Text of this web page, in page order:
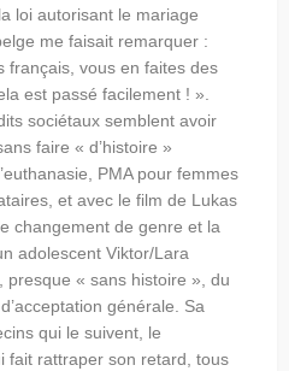
loi autorisant le mariage
me faisait remarquer :
français, vous en faites des
est passé facilement ! ».
sociétaux semblent avoir
faire « d’histoire »
PMA pour femmes
et avec le film de Lukas
changement de genre et la
adolescent Viktor/Lara
presque « sans histoire », du
générale. Sa
qui le suivent, le
fait rattraper son retard, tous